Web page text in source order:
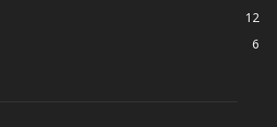
12
6